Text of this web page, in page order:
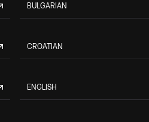
BULGARIAN
CROATIAN
ENGLISH